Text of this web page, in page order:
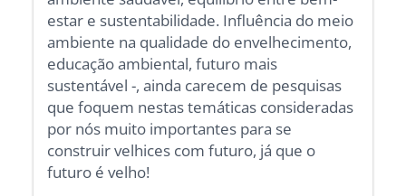
estar e sustentabilidade. Influência do meio
ambiente na qualidade do envelhecimento,
educação ambiental, futuro mais
sustentável -, ainda carecem de pesquisas
que foquem nestas temáticas consideradas
por nós muito importantes para se
construir velhices com futuro, já que o
futuro é velho!